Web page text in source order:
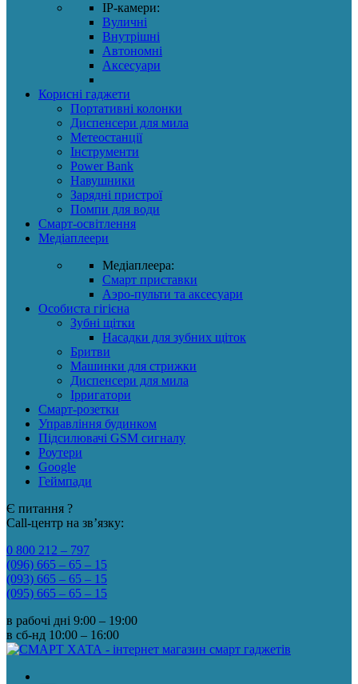
IP-камери:
Вуличні
Внутрішні
Автономні
Аксесуари
Корисні гаджети
Портативні колонки
Диспенсери для мила
Метеостанції
Інструменти
Power Bank
Навушники
Зарядні пристрої
Помпи для води
Смарт-освітлення
Медіаплеери
Медіаплеера:
Смарт приставки
Аэро-пульти та аксесуари
Особиста гігієна
Зубні щітки
Насадки для зубних щіток
Бритви
Машинки для стрижки
Диспенсери для мила
Ірригатори
Смарт-розетки
Управління будинком
Підсилювачі GSM сигналу
Роутери
Google
Геймпади
Є питання ?
Call-центр на зв’язку:
0 800 212 – 797
(096) 665 – 65 – 15
(093) 665 – 65 – 15
(095) 665 – 65 – 15
в рабочі дні 9:00 – 19:00
в сб-нд 10:00 – 16:00